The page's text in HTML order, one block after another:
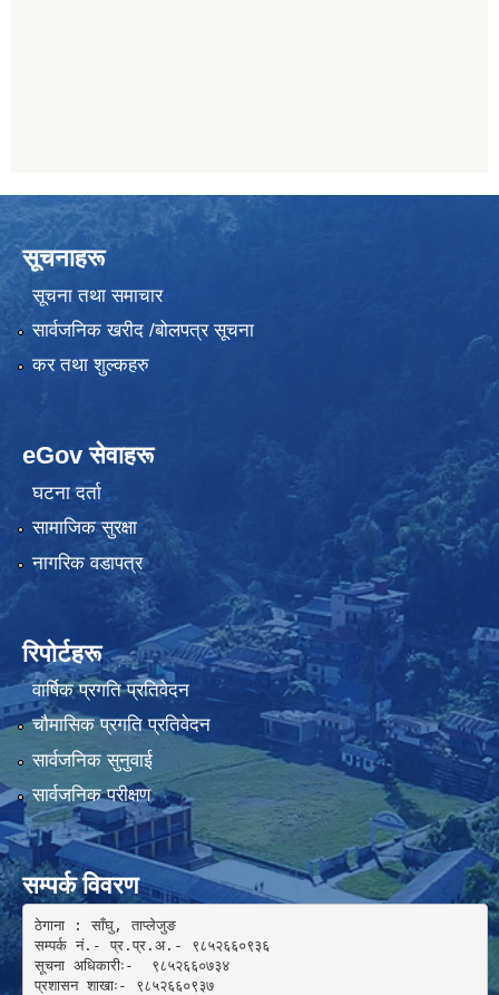
सूचनाहरू
सूचना तथा समाचार
सार्वजनिक खरीद /बोलपत्र सूचना
कर तथा शुल्कहरु
eGov सेवाहरू
घटना दर्ता
सामाजिक सुरक्षा
नागरिक वडापत्र
रिपोर्टहरू
वार्षिक प्रगति प्रतिवेदन
चौमासिक प्रगति प्रतिवेदन
सार्वजनिक सुनुवाई
सार्वजनिक परीक्षण
सम्पर्क विवरण
ठेगाना : साँघु, ताप्लेजुङ
सम्पर्क नं.- प्र.प्र.अ.- ९८५२६६०९३६
सूचना अधिकारीः-  ९८५२६६०७३४
प्रशासन शाखाः- ९८५२६६०९३७